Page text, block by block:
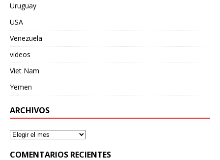
Uruguay
USA
Venezuela
videos
Viet Nam
Yemen
ARCHIVOS
COMENTARIOS RECIENTES